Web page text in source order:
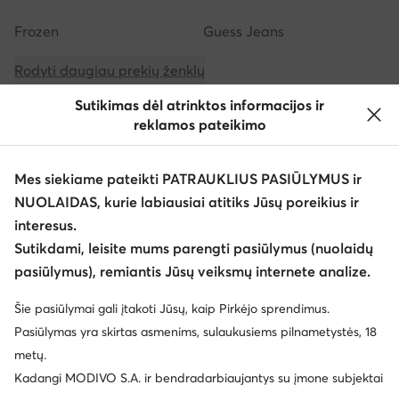
Frozen Guess Jeans
Rodyti daugiau prekių ženklų
Klientų aptarnavimas
Apie mus
Sutikimas dėl atrinktos informacijos ir
reklamos pateikimo
Mes siekiame pateikti PATRAUKLIUS PASIŪLYMUS ir
NUOLAIDAS, kurie labiausiai atitiks Jūsų poreikius ir
interesus.
Sutikdami, leisite mums parengti pasiūlymus (nuolaidų
pasiūlymus), remiantis Jūsų veiksmų internete analize.
Šie pasiūlymai gali įtakoti Jūsų, kaip Pirkėjo sprendimus.
Pasiūlymas yra skirtas asmenims, sulaukusiems pilnametystės, 18
metų.
Kadangi MODIVO S.A. ir bendradarbiaujantys su įmone subjektai